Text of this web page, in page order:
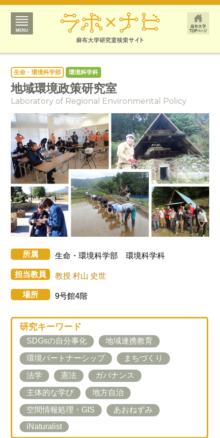
生命・環境科学部 環境科学科
地域環境政策研究室
Laboratory of Regional Environmental Policy
所属 生命・環境科学部 環境科学科
担当教員 教授 村山 史世
場所 9号館4階
研究キーワード
SDGsの自分事化 地域連携教育
環境パートナーシップ まちづくり
法学 憲法 ガバナンス
主体的な学び 地方自治
空間情報処理・GIS
あおねずみ
iNaturalist